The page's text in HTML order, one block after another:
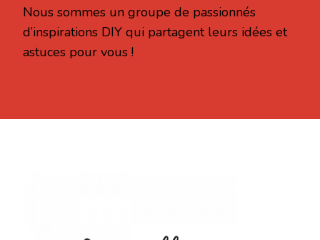
Nous sommes un groupe de passionnés
d’inspirations DIY qui partagent leurs idées et
astuces pour vous !